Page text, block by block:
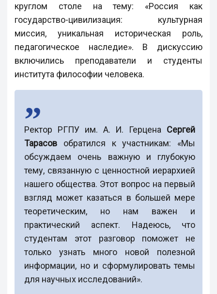
круглом столе на тему: «Россия как
государство-цивилизация: культурная
миссия, уникальная историческая роль,
педагогическое наследие». В дискуссию
включились преподаватели и студенты
института философии человека.
Ректор РГПУ им. А. И. Герцена Сергей
Тарасов обратился к участникам: «Мы
обсуждаем очень важную и глубокую
тему, связанную с ценностной иерархией
нашего общества. Этот вопрос на первый
взгляд может казаться в большей мере
теоретическим, но нам важен и
практический аспект. Надеюсь, что
студентам этот разговор поможет не
только узнать много новой полезной
информации, но и сформулировать темы
для научных исследований».